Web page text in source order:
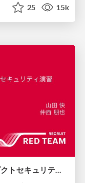
25 15k
攻撃と防御で学ぶAI時代のプロダクトセキュリティ演習